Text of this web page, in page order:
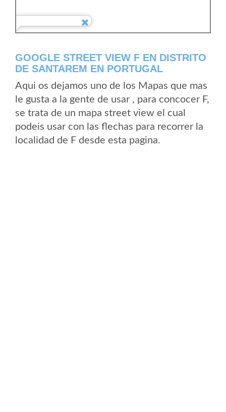
GOOGLE STREET VIEW F EN DISTRITO
DE SANTAREM EN PORTUGAL
Aqui os dejamos uno de los Mapas que mas
le gusta a la gente de usar , para concocer F,
se trata de un mapa street view el cual
podeis usar con las flechas para recorrer la
localidad de F desde esta pagina.